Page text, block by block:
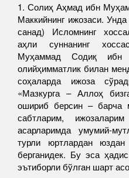
1. Солиҳ Аҳмад ибн
Маккийнинг ижозаси.
санад) Исломнинг
аҳли суннанинг
Муҳаммад Содиқ
олийҳимматлик билан
соҳаларда ижоза
«Мазкурга – Аллоҳ
ошириб берсин – барча
сабтларим,
асарларимда умумий-
турли юртлардан
берганидек. Бу эса
эътиборли бўлган шарт